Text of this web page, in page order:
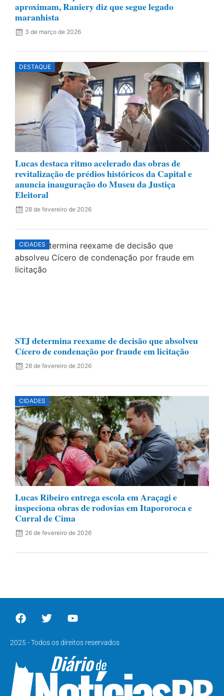
aproximam, Raniery diz que segue legado
maranhista
3 de março de 2026
DESTAQUE
Lucas destaca ritmo acelerado das obras de
revitalização de prédios históricos da Capital e
anuncia inauguração do Museu da Justiça
Eleitoral
28 de fevereiro de 2026
CIDADES
STJ determina reexame de decisão que absolveu
Cícero de condenação por fraude em licitação
28 de fevereiro de 2026
CIDADES
Lucas Ribeiro entrega escola em Araçagi e
inspeciona obras de rodovias em Itapororoca e
Curral de Cima
26 de fevereiro de 2026
2025 - Todos os direitos reservados